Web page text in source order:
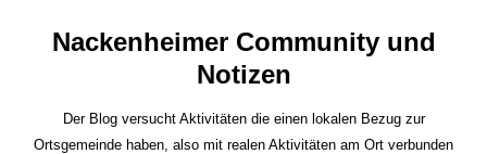
Nackenheimer Community und
Notizen
Der Blog versucht Aktivitäten die einen lokalen Bezug zur
Ortsgemeinde haben, also mit realen Aktivitäten am Ort verbunden